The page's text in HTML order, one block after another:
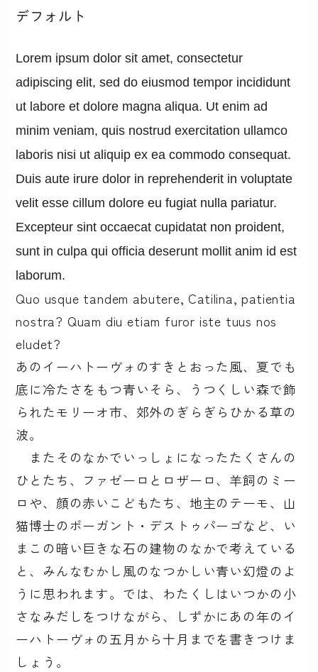
デフォルト
Lorem ipsum dolor sit amet, consectetur
adipiscing elit, sed do eiusmod tempor incididunt
ut labore et dolore magna aliqua. Ut enim ad
minim veniam, quis nostrud exercitation ullamco
laboris nisi ut aliquip ex ea commodo consequat.
Duis aute irure dolor in reprehenderit in voluptate
velit esse cillum dolore eu fugiat nulla pariatur.
Excepteur sint occaecat cupidatat non proident,
sunt in culpa qui officia deserunt mollit anim id est
laborum.
Quo usque tandem abutere, Catilina, patientia
nostra? Quam diu etiam furor iste tuus nos
eludet?
あのイーハトーヴォのすきとおった風、夏でも
底に冷たさをもつ青いそら、うつくしい森で飾
られたモリーオ市、郊外のぎらぎらひかる草の
波。
またそのなかでいっしょになったたくさんの
ひとたち、ファゼーロとロザーロ、羊飼のミー
ロや、顔の赤いこどもたち、地主のテーモ、山
猫博士のボーガント・デストゥパーゴなど、い
まこの暗い巨きな石の建物のなかで考えている
と、みんなむかし風のなつかしい青い幻燈のよ
うに思われます。では、わたくしはいつかの小
さなみだしをつけながら、しずかにあの年のイ
ーハトーヴォの五月から十月までを書きつけま
しょう。